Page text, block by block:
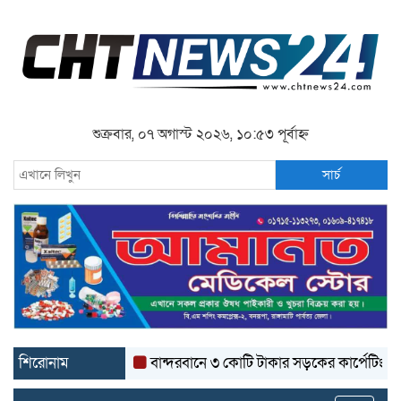
শুক্রবার, ০৭ অগাস্ট ২০২৬, ১০:৫৩ পূর্বাহ্ন
সার্চ
শিরোনাম বান্দরবানে ৩ কোটি টাকার সড়কের কার্পেটিং উঠে